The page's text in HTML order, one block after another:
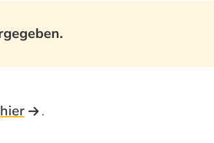
hier .